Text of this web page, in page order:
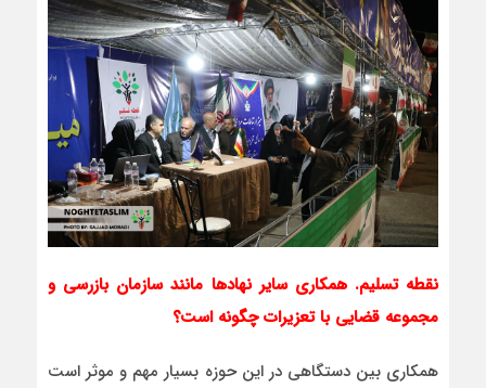
نقطه تسلیم. همکاری سایر نهادها مانند سازمان بازرسی و
مجموعه قضایی با تعزیرات چگونه است؟
همکاری بین‌ دستگاهی در این حوزه بسیار مهم و موثر است